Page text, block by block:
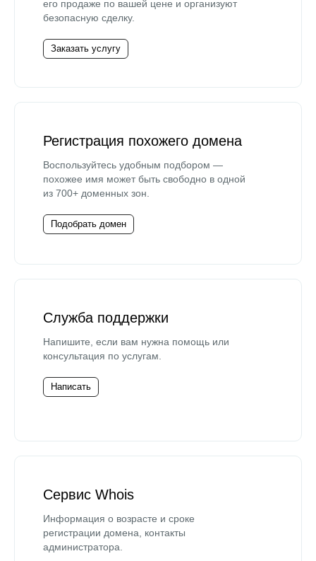
его продаже по вашей цене и организуют
безопасную сделку.
Заказать услугу
Регистрация похожего домена
Воспользуйтесь удобным подбором —
похожее имя может быть свободно в одной
из 700+ доменных зон.
Подобрать домен
Служба поддержки
Напишите, если вам нужна помощь или
консультация по услугам.
Написать
Сервис Whois
Информация о возрасте и сроке
регистрации домена, контакты
администратора.